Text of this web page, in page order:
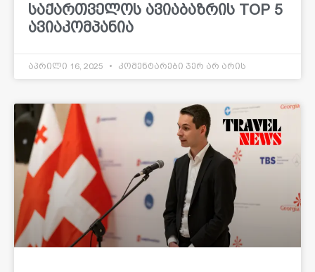
საქართველოს ავიაბაზრის TOP 5
ავიაკომპანია
აპრილი 16, 2025 კომენტარები ჯერ არ არის